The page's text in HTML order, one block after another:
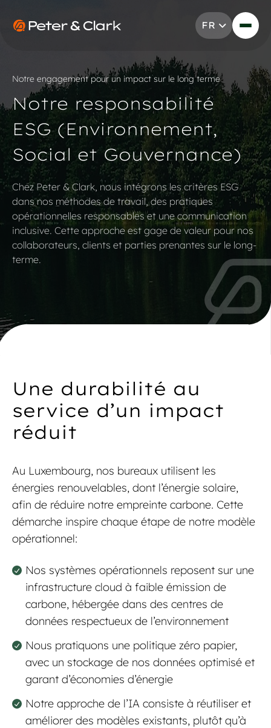
FR
Notre engagement pour un impact sur le long terme
Notre responsabilité
ESG (Environnement,
Social et Gouvernance)
Chez Peter & Clark, nous intégrons les critères ESG
dans nos méthodes de travail, des pratiques
opérationnelles responsables et une communication
inclusive. Cette approche est gage de valeur pour nos
collaborateurs, clients et parties prenantes sur le long-
terme.
Une durabilité au
service d’un impact
réduit
Au Luxembourg, nos bureaux utilisent les
énergies renouvelables, dont l’énergie solaire,
afin de réduire notre empreinte carbone. Cette
démarche inspire chaque étape de notre modèle
opérationnel:
Nos systèmes opérationnels reposent sur une
infrastructure cloud à faible émission de
carbone, hébergée dans des centres de
données respectueux de l’environnement
Nous pratiquons une politique zéro papier,
avec un stockage de nos données optimisé et
garant d’économies d’énergie
Notre approche de l’IA consiste à réutiliser et
améliorer des modèles existants, plutôt qu’à